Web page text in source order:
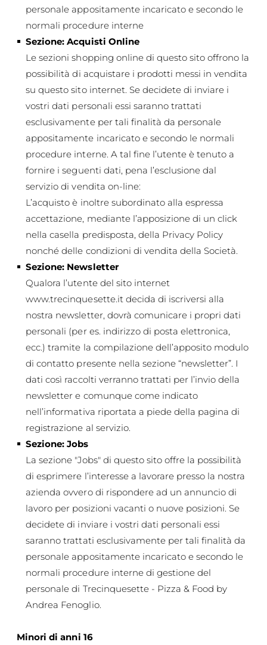
personale appositamente incaricato e secondo le
normali procedure interne
Sezione: Acquisti Online
Le sezioni shopping online di questo sito offrono la
possibilità di acquistare i prodotti messi in vendita
su questo sito internet. Se decidete di inviare i
vostri dati personali essi saranno trattati
esclusivamente per tali finalità da personale
appositamente incaricato e secondo le normali
procedure interne. A tal fine l’utente è tenuto a
fornire i seguenti dati, pena l’esclusione dal
servizio di vendita on-line:
L’acquisto è inoltre subordinato alla espressa
accettazione, mediante l’apposizione di un click
nella casella predisposta, della Privacy Policy
nonché delle condizioni di vendita della Società.
Sezione: Newsletter
Qualora l’utente del sito internet
www.trecinquesette.itdecida di iscriversi alla
nostra newsletter, dovrà comunicare i propri dati
personali (per es. indirizzo di posta elettronica,
ecc.) tramite la compilazione dell’apposito modulo
di contatto presente nella sezione “newsletter”. I
dati così raccolti verranno trattati per l’invio della
newsletter e comunque come indicato
nell’informativa riportata a piede della pagina di
registrazione al servizio.
Sezione: Jobs
La sezione "Jobs" di questo sito offre la possibilità
di esprimere l’interesse a lavorare presso la nostra
azienda ovvero di rispondere ad un annuncio di
lavoro per posizioni vacanti o nuove posizioni. Se
decidete di inviare i vostri dati personali essi
saranno trattati esclusivamente per tali finalità da
personale appositamente incaricato e secondo le
normali procedure interne di gestione del
personale di Trecinquesette - Pizza & Food by
Andrea Fenoglio.
Minori di anni 16